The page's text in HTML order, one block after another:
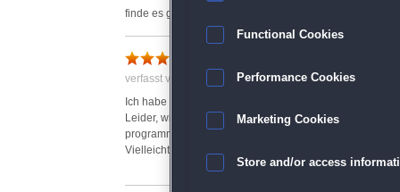
finde es ganz toll
verfasst von Siglinde am 01.11.2017 um 10:29
Ich habe dieses Spiel schon ein paar Jahre und es hat
Leider, wie bei allen Spielen von "Deutschland spielt",
programmiert. Heißt für mich, dass ich es irgendwann
Vielleicht gibt es ja doch mal eine Möglichkeit, dieses
Anmerkung Deutschland Spielt: Das Spiel wurde zwar
Functional Cookies
Performance Cookies
Marketing Cookies
Store and/or access